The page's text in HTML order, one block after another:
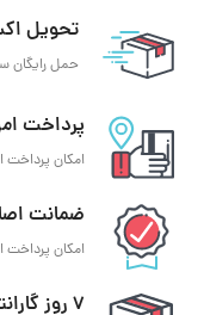
تحویل
حمل رایگان سفارشات
پرداخت
امکان پرداخت
ضمانت
امکان پرداخت
7 روز گارانتی بازگشت وجه